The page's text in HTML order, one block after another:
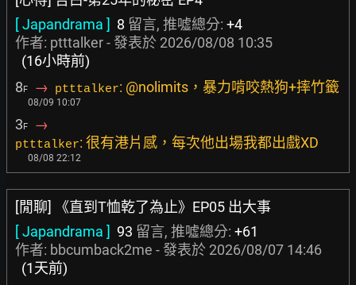
[ Japandrama ] 8 留言, 推噓總分: +4
作者: ptttalker - 發表於 2026/08/08 10:35
(16小時前)
8F → ptttalker: @nolimits，暴力啃咬熱狗+摔竹籤
08/09 10:07
3F →
ptttalker: 很有港片感，每次他出場我都出戲XD
08/08 22:12
[閒聊] 《直到T恤乾了為止》EP05 出大事
[ Japandrama ] 93 留言, 推噓總分: +61
作者: bbcumback2me - 發表於 2026/08/07 14:46
(1天前)